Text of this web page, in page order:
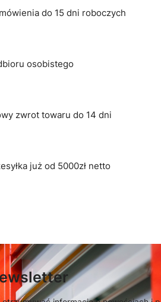
do 15 dni roboczych
osobistego
zwrot towaru do 14 dni
już od 5000zł netto